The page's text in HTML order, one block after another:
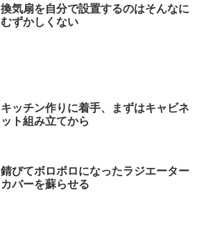
換気扇を自分で設置するのはそんなに
むずかしくない
キッチン作りに着手、まずはキャビネ
ット組み立てから
錆びてボロボロになったラジエーター
カバーを蘇らせる